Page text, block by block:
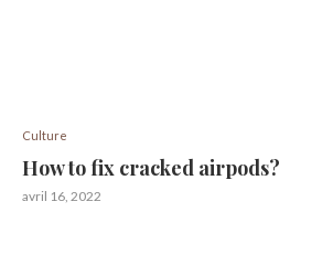
Culture
How to fix cracked airpods?
avril 16, 2022